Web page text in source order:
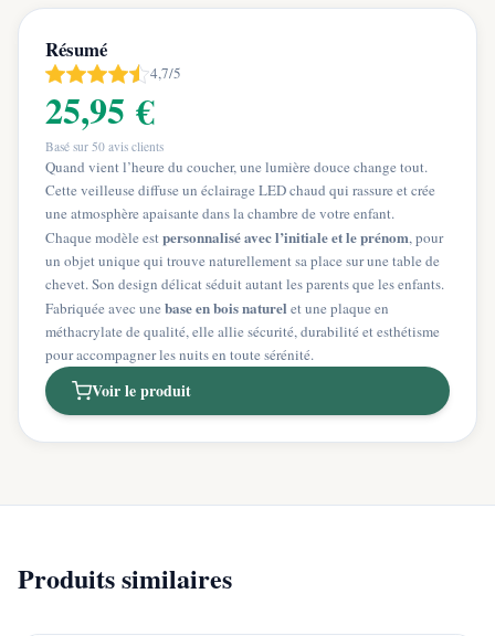
Résumé
4,7/5
25,95 €
Basé sur 50 avis clients
Quand vient l’heure du coucher, une lumière douce change tout.
Cette veilleuse diffuse un éclairage LED chaud qui rassure et crée
une atmosphère apaisante dans la chambre de votre enfant.
Chaque modèle estpersonnalisé avec l’initiale et le prénom, pour
un objet unique qui trouve naturellement sa place sur une table de
chevet. Son design délicat séduit autant les parents que les enfants.
Fabriquée avec une base en bois naturel et une plaque en
méthacrylate de qualité, elle allie sécurité, durabilité et esthétisme
pour accompagner les nuits en toute sérénité.
Voir le produit
Produits similaires